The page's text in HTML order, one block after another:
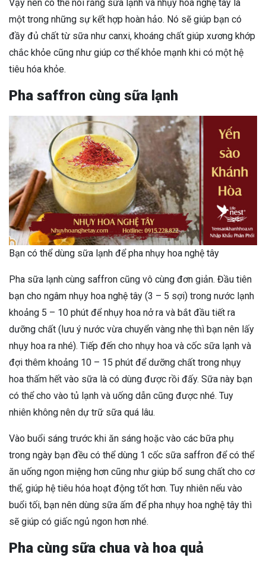
Vậy nên có thể nói rằng sữa lạnh và nhụy hoa nghệ tây là
một trong những sự kết hợp hoàn hảo. Nó sẽ giúp bạn có
đầy đủ chất từ sữa như canxi, khoáng chất giúp xương khớp
chắc khỏe cũng như giúp cơ thể khỏe mạnh khi có một hệ
tiêu hóa khỏe.
Pha saffron cùng sữa lạnh
Bạn có thể dùng sữa lạnh để pha nhụy hoa nghệ tây
Pha sữa lạnh cùng saffron cũng vô cùng đơn giản. Đầu tiên
bạn cho ngâm nhụy hoa nghệ tây (3 – 5 sợi) trong nước lạnh
khoảng 5 – 10 phút để nhụy hoa nở ra và bắt đầu tiết ra
dưỡng chất (lưu ý nước vừa chuyển vàng nhẹ thì bạn nên lấy
nhụy hoa ra nhé). Tiếp đến cho nhụy hoa và cốc sữa lạnh và
đợi thêm khoảng 10 – 15 phút để dưỡng chất trong nhụy
hoa thấm hết vào sữa là có dùng được rồi đấy. Sữa này bạn
có thể cho vào tủ lạnh và uống dẫn cũng được nhé. Tuy
nhiên không nên dự trữ sữa quá lâu.
Vào buổi sáng trước khi ăn sáng hoặc vào các bữa phụ
trong ngày bạn đều có thể dùng 1 cốc sữa saffron để có thể
ăn uống ngon miệng hơn cũng như giúp bổ sung chất cho cơ
thể, giúp hệ tiêu hóa hoạt động tốt hơn. Tuy nhiên nếu vào
buổi tối, bạn nên dùng sữa ấm để pha nhụy hoa nghệ tây thì
sẽ giúp có giấc ngủ ngon hơn nhé.
Pha cùng sữa chua và hoa quả